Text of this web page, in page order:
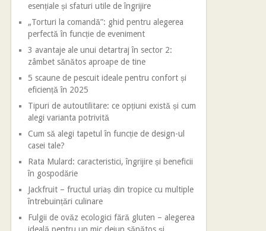
esențiale și sfaturi utile de îngrijire
„Torturi la comandă”: ghid pentru alegerea
perfectă în funcție de eveniment
3 avantaje ale unui detartraj în sector 2:
zâmbet sănătos aproape de tine
5 scaune de pescuit ideale pentru confort și
eficiență în 2025
Tipuri de autoutilitare: ce opțiuni există și cum
alegi varianta potrivită
Cum să alegi tapetul în funcție de design-ul
casei tale?
Rata Mulard: caracteristici, îngrijire și beneficii
în gospodărie
Jackfruit – fructul uriaș din tropice cu multiple
întrebuințări culinare
Fulgii de ovăz ecologici fără gluten – alegerea